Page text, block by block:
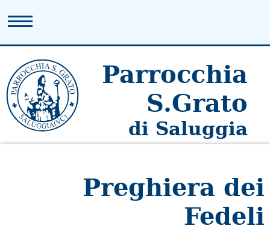
Parrocchia
S.Grato
di Saluggia
Preghiera dei
Fedeli